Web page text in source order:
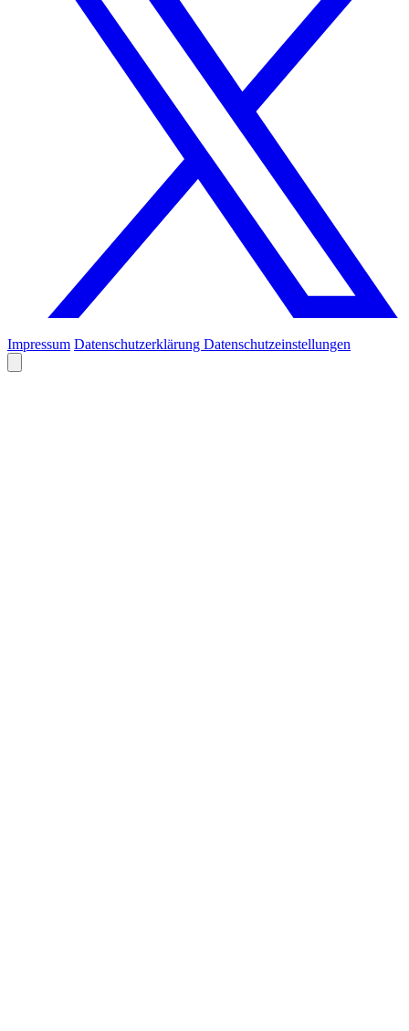
Impressum Datenschutzerklärung Datenschutzeinstellungen